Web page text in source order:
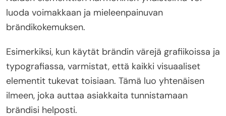
luoda voimakkaan ja mieleenpainuvan
brändikokemuksen.
Esimerkiksi, kun käytät brändin värejä grafiikoissa ja
typografiassa, varmistat, että kaikki visuaaliset
elementit tukevat toisiaan. Tämä luo yhtenäisen
ilmeen, joka auttaa asiakkaita tunnistamaan
brändisi helposti.